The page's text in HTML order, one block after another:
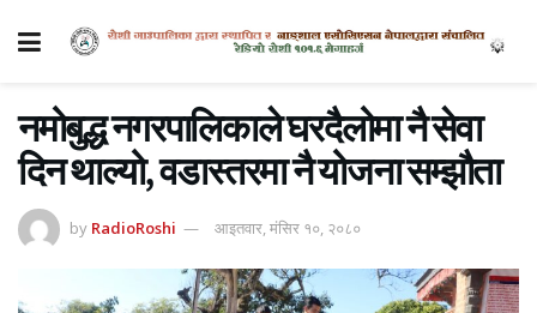
नमोबुद्ध नगरपालिकाले घरदैलोमा नै सेवा
दिन थाल्यो, वडास्तरमा नै योजना सम्झौता
by RadioRoshi आइतवार, मंसिर १०, २०८०